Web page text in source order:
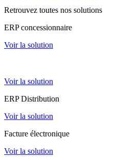
Retrouvez toutes nos solutions
ERP concessionnaire
Voir la solution
Voir la solution
ERP Distribution
Voir la solution
Facture électronique
Voir la solution